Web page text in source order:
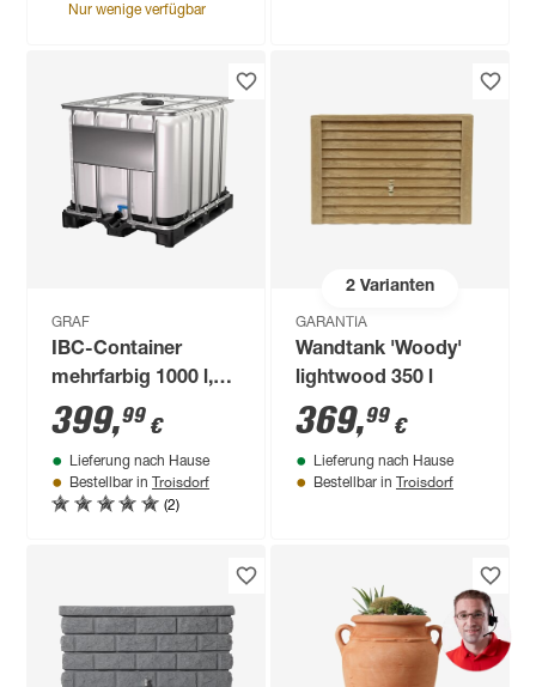
Nur wenige verfügbar
GRAF
IBC-Container
mehrfarbig 1000 l,
mit UN-
Kennzeichnung
399,99 €
Lieferung nach Hause
Bestellbar in Troisdorf
(2)
2Varianten
GARANTIA
Wandtank 'Woody'
lightwood 350 l
369,99 €
Lieferung nach Hause
Bestellbar in Troisdorf